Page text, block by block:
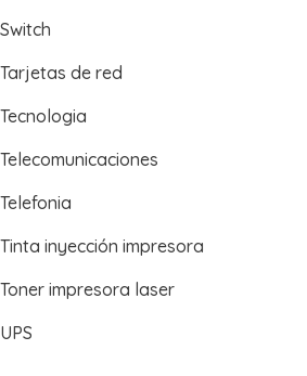
Switch
Tarjetas de red
Tecnologia
Telecomunicaciones
Telefonia
Tinta inyección impresora
Toner impresora laser
UPS